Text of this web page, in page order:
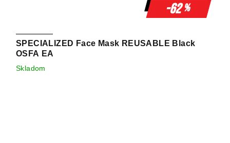
-62%
SPECIALIZED Face Mask REUSABLE Black
OSFA EA
Skladom